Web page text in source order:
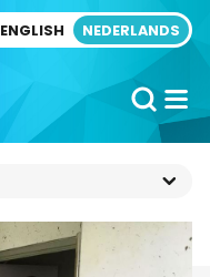
ENGLISH NEDERLANDS